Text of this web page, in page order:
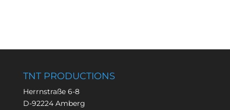
TNT PRODUCTIONS
Herrnstraße 6-8
D-92224 Amberg